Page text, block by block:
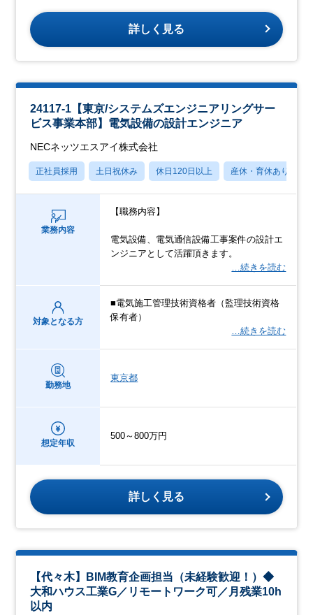
詳しく見る
24117-1【東京/システムズエンジニアリングサー
ビス事業本部】電気設備の設計エンジニア
NECネッツエスアイ株式会社
正社員採用 土日祝休み 休日120日以上 産休・育休あり
業務内容
【職務内容】
電気設備、電気通信設備工事案件の設計エ
ンジニアとして活躍頂きます。
…続きを読む
対象となる方
■電気施工管理技術資格者（監理技術資格
保有者）
…続きを読む
勤務地
東京都
想定年収
500～800万円
詳しく見る
【代々木】BIM教育企画担当（未経験歓迎！）◆
大和ハウス工業G／リモートワーク可／月残業10h
以内